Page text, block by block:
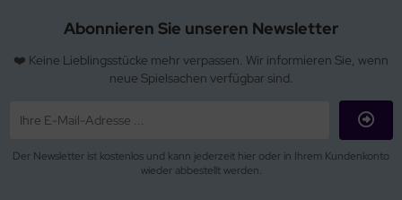
Abonnieren Sie unseren Newsletter
❤️ Keine Lieblingsstücke mehr verpassen. Wir informieren Sie, wenn
neue Spielsachen verfügbar sind.
Der Newsletter ist kostenlos und kann jederzeit hier oder in Ihrem Kundenkonto
wieder abbestellt werden.